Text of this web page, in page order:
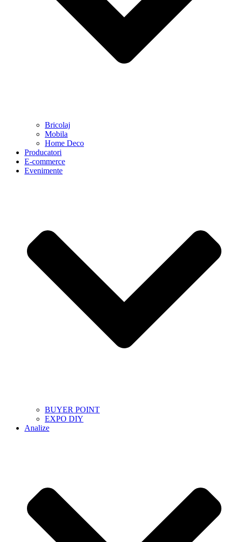
Bricolaj
Mobila
Home Deco
Producatori
E-commerce
Evenimente
BUYER POINT
EXPO DIY
Analize